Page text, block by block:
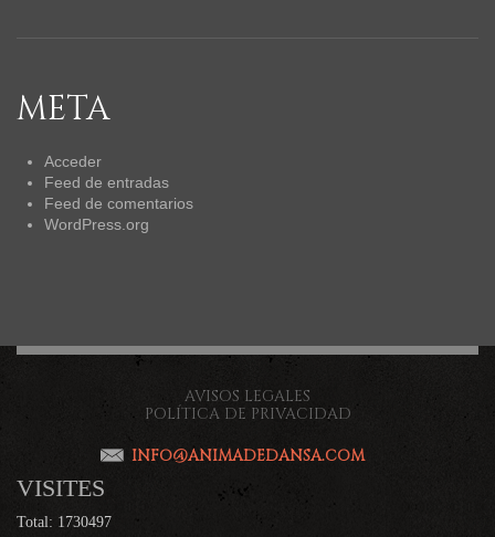
META
Acceder
Feed de entradas
Feed de comentarios
WordPress.org
AVISOS LEGALES
POLÍTICA DE PRIVACIDAD
INFO@ANIMADEDANSA.COM
VISITES
Total: 1730497